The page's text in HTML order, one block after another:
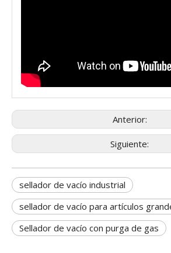
Anterior:
Siguiente:
sellador de vacío industrial
sellador de vacío para artículos
Sellador de vacío con purga de gas